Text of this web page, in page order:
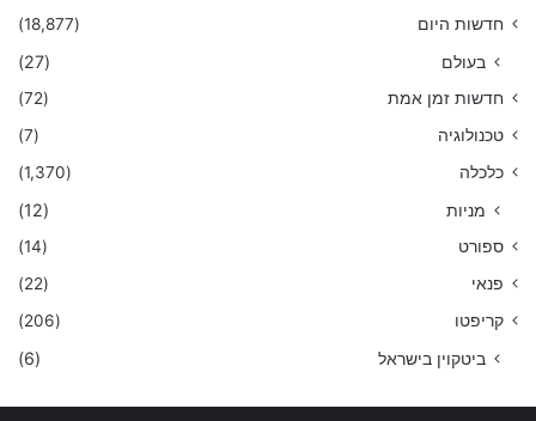
חדשות היום
(18,877)
בעולם (27)
חדשות זמן אמת
(72)
טכנולוגיה
(7)
כלכלה
(1,370)
מניות (12)
ספורט
(14)
פנאי
(22)
קריפטו
(206)
ביטקוין בישראל (6)